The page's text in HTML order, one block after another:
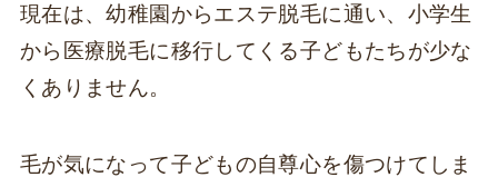
現在は、幼稚園からエステ脱毛に通い、小学生
から医療脱毛に移行してくる子どもたちが少な
くありません。
毛が気になって子どもの自尊心を傷つけてしま